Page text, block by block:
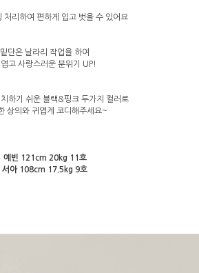
처리하여 편하게 입고 벗을 수 있어요
밑단은 날라리 작업을 하여
고 사랑스러운 분위기 UP!
하기 쉬운 블랙&핑크 두가지 컬러로
상의와 귀엽게 코디해주세요~
예빈 121cm 20kg 11호
서아 108cm 17.5kg 9호